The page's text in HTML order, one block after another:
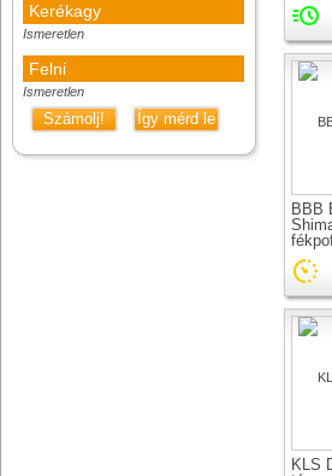
Kerékagy
Ismeretlen
Felni
Ismeretlen
Számolj! Így mérd le
BBB
KLS